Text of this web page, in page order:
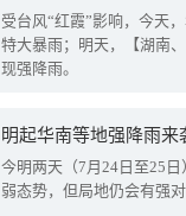
受台风“红霞”影响，今天
特大暴雨；明天，【湖南
现强降雨。
明起华南等地强降雨
今明两天（7月24日至25
弱态势，但局地仍会有强